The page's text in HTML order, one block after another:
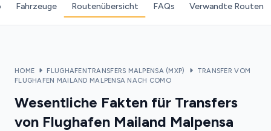
Fahrzeuge Routenübersicht FAQs Verwandte Routen
HOME FLUGHAFENTRANSFERS MALPENSA (MXP)
TRANSFER VOM
FLUGHAFEN MAILAND MALPENSA NACH COMO
Wesentliche Fakten für Transfers
von Flughafen Mailand Malpensa